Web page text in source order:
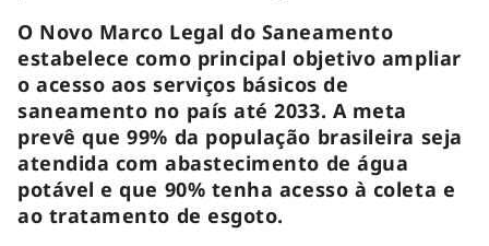
O Novo Marco Legal do Saneamento
estabelece como principal objetivo ampliar
o acesso aos serviços básicos de
saneamento no país até 2033. A meta
prevê que 99% da população brasileira seja
atendida com abastecimento de água
potável e que 90% tenha acesso à coleta e
ao tratamento de esgoto.